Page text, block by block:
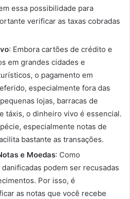
essa possibilidade para
verificar as taxas cobradas
: Embora cartões de crédito e
em grandes cidades e
o pagamento em
especialmente fora das
lojas, barracas de
táxis, o dinheiro vivo é essencial.
especialmente notas de
bastante as transações.
e Moedas: Como
podem ser recusadas
Por isso, é
as notas que você recebe